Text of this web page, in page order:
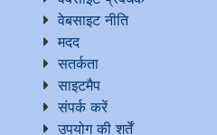
वेबसाइट नीति
मदद
सतर्कता
साइटमैप
संपर्क करें
उपयोग की शर्तें